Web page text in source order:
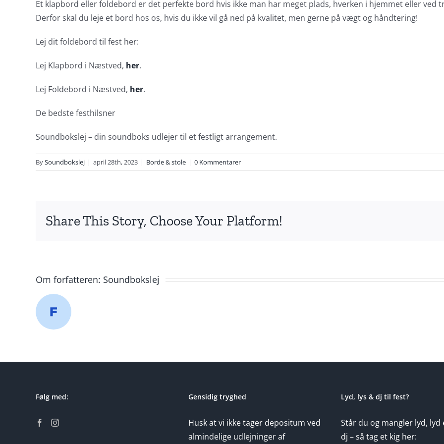
Et klapbord eller foldebord er det perfekte bord hvis ikke man har meget plads, hverken i hjemmet eller ved
Derfor skal du leje et bord hos os, hvis du ikke vil gå ned på kvalitet, men gerne på vægt og håndtering!
Lej dit foldebord til fest her:
Lej Klapbord i Næstved, her.
Lej Foldebord i Næstved, her.
De bedste festhilsner
Soundbokslej – din soundboks udlejer til et festligt arrangement.
BySoundbokslej | april 28th, 2023 | Borde & stole | 0 Kommentarer
Share This Story, Choose Your Platform!
Om forfatteren: Soundbokslej
Følg med: Gensidig tryghed
Husk at vi ikke tager depositum ved
almindelige udlejninger af
Lyd, lys & dj til fest?
Står du og mangler lyd, lyd
dj – så tag et kig her: